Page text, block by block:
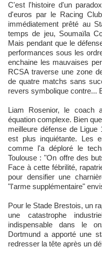
C'est l'histoire d'un
d'euros par le Racing
immédiatement prêté au
temps de jeu, Soumaïla
Mais pendant que le
performances sous les
enchaine les mauvaises
RCSA traverse une zone
de quatre matchs sans
revers symbolique contre...
Liam Rosenior, le coach
équation complexe. Bien
meilleure défense de
est plus inquiétante. Les
comme l'a déploré le
Toulouse : "On offre des
Face à cette fébrilité,
pour densifier une
"l'arme supplémentaire"
Pour le Stade Brestois, un
une catastrophe
indispensable dans le
Dortmund a apporté une
redresser la tête après un